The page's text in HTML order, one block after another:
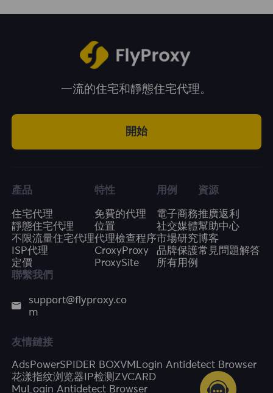
一流的住宅和靜態住宅代理。
開始
產品
住宅代理
靜態住宅代理
不限流量住宅代理
ISP代理
定價
特性
免費的代理
位置
代理檢查程序
CroxyProxy
ProxySite
用例
電子商務
社交媒體
市場研究
品牌保護
所有用例
資源
推廣返利
幫助中心
博客
常見問題解答
聯繫我們
support@flyproxy.co
m
友情鏈接
AdsPowerSPIDER BOXVMLogin Antidetect Browser
花漾指纹浏览器 IP检测 ZVCARD
MuLogin Antidetect Browser